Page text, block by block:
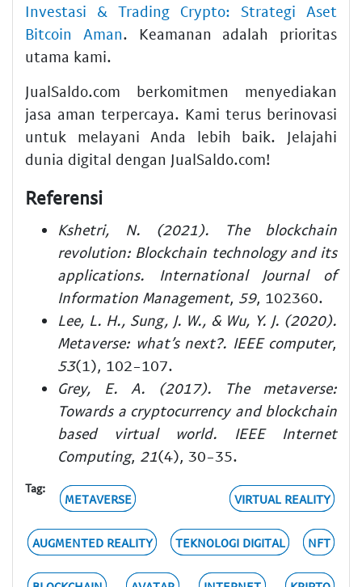
Investasi & Trading Crypto: Strategi Aset
Bitcoin Aman. Keamanan adalah prioritas
utama kami.
JualSaldo.com berkomitmen menyediakan
jasa aman terpercaya. Kami terus berinovasi
untuk melayani Anda lebih baik. Jelajahi
dunia digital dengan JualSaldo.com!
Referensi
Kshetri, N. (2021). The blockchain
revolution: Blockchain technology and its
applications.
International Journal of
Information Management, 59, 102360.
Lee, L. H., Sung, J. W., & Wu, Y. J. (2020).
Metaverse: what’s next?. IEEE computer,
53(1), 102-107.
Grey, E. A. (2017). The metaverse:
Towards a cryptocurrency and blockchain
based virtual world.
IEEE Internet
Computing, 21(4), 30-35.
Tag:
METAVERSE VIRTUAL REALITY
AUGMENTED REALITY TEKNOLOGI DIGITAL NFT